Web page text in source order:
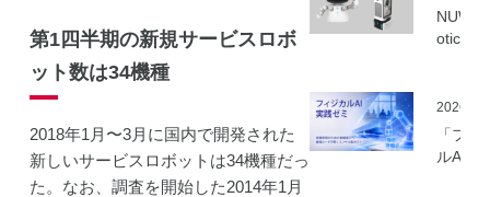
第1四半期の新規サービスロボ
ット数は34機種
2018年1月〜3月に国内で開発された
新しいサービスロボットは34機種だっ
た。なお、調査を開始した2014年1月
建設向
ボット
実施
NUWA
otics社
いを開
「フィ
ルAI実